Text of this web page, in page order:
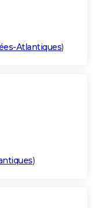
Atlantiques)
)